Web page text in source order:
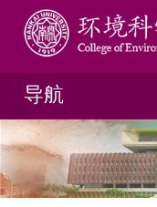
导航